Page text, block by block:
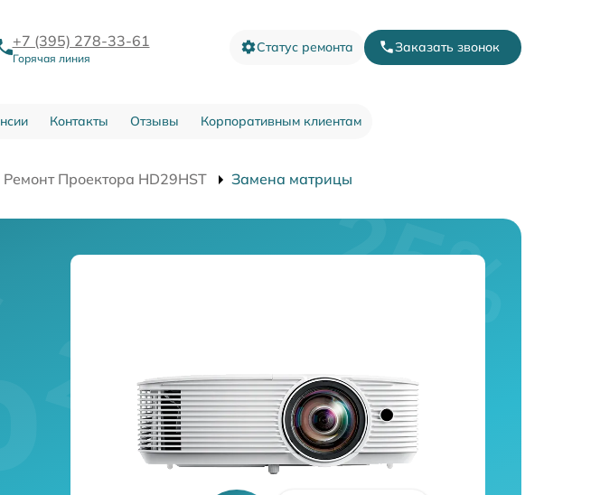
+7 (395) 278-33-61
Горячая линия
Статус ремонта Заказать звонок
Контакты Отзывы Корпоративным клиентам
Ремонт Проектора HD29HST Замена матрицы